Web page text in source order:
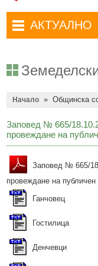
Достъп до информация
Антикорупция
Профил на купувача
Общ устройствен план
Общинско
Общинско
Общинска собственост
Финанси и бюджет
Култура
Туристически
Туристически
Съобщения
Начало »Общинска
Заповед № 665/
провеждане на
Заповед № 665/
провеждане на
Ганчовец
Гостилица
Денчевци
Комплексно
АКТУАЛНО
Въвеждане на еврото в
Местни избори 2023
Общинска
Преброяване 2021
COVID-19 (Коронавирус)
Приют за
Красиво Дряново
Новини
Обяви и съобщения